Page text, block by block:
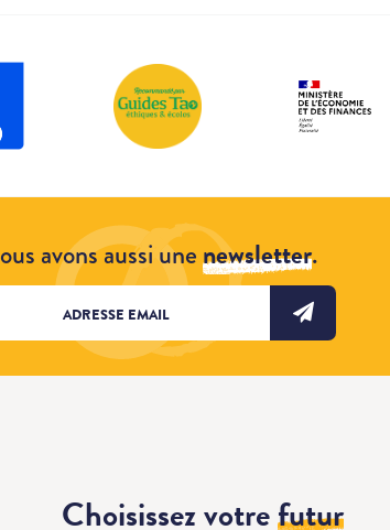
avons aussi unenewsletter.
Choisissez votrefutur